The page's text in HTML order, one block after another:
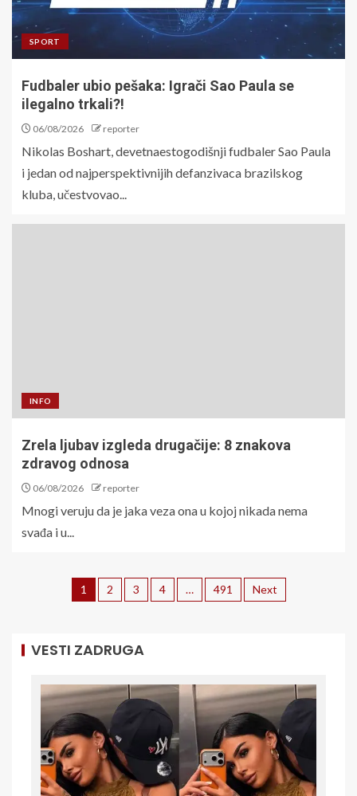
SPORT
Fudbaler ubio pešaka: Igrači Sao Paula se
ilegalno trkali?!
06/08/2026 reporter
Nikolas Boshart, devetnaestogodišnji fudbaler Sao Paula
i jedan od najperspektivnijih defanzivaca brazilskog
kluba, učestvovao...
INFO
Zrela ljubav izgleda drugačije: 8 znakova
zdravog odnosa
06/08/2026 reporter
Mnogi veruju da je jaka veza ona u kojoj nikada nema
svađa i u...
1 2 3 4 … 491 Next
VESTI ZADRUGA